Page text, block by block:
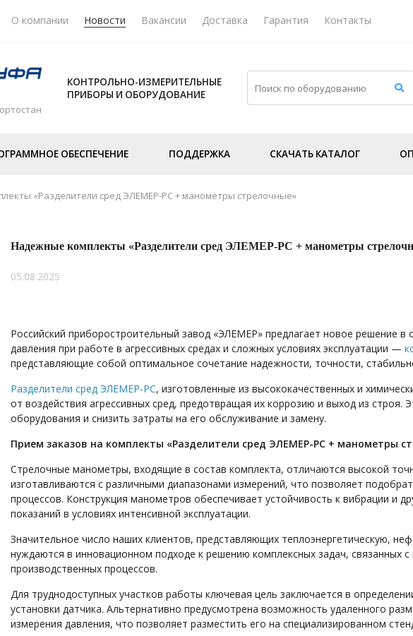
О компании Новости Вакансии Доставка Гарантия Контакты
КОНТРОЛЬНО-ИЗМЕРИТЕЛЬНЫЕ
ПРИБОРЫ И ОБОРУДОВАНИЕ
ОБЕСПЕЧЕНИЕ ПОДДЕРЖКА СКАЧАТЬ КАТАЛОГ
«Разделители сред ЭЛЕМЕР-РС + манометры стрелочные»
Надежные комплекты «Разделители сред ЭЛЕМЕР-РС + манометры
05.08.2025
Российский приборостроительный завод «ЭЛЕМЕР» предлагает новое решение в
давления при работе в агрессивных средах и сложных условиях эксплуатации —
представляющие собой оптимальное сочетание надежности, точности,
Разделители сред ЭЛЕМЕР-РС, изготовленные из высококачественных и
от воздействия агрессивных сред, предотвращая их коррозию и выход из
оборудования и снизить затраты на его обслуживание и замену.
Прием заказов на комплекты «Разделители сред ЭЛЕМЕР-РС + манометры
Стрелочные манометры, входящие в состав комплекта, отличаются высокой
изготавливаются с различными диапазонами измерений, что позволяет
процессов. Конструкция манометров обеспечивает устойчивость к вибрации и
показаний в условиях интенсивной эксплуатации.
Значительное число наших клиентов, представляющих теплоэнергетическую,
нуждаются в инновационном подходе к решению комплексных задач, связанных
производственных процессов.
Для труднодоступных участков работы ключевая цель заключается в
установки датчика. Альтернативно предусмотрена возможность удаленного
измерения давления, что позволяет разместить его на специализированном